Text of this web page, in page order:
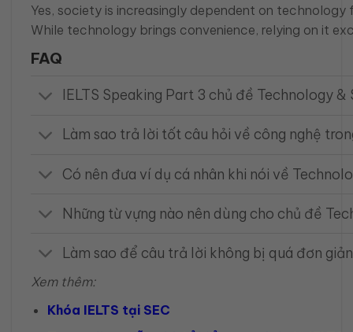
Yes, society is increasingly dependent on
While technology brings convenience, relying on it
FAQ
IELTS Speaking Part 3 chủ đề Technology
Làm sao trả lời tốt câu hỏi về công nghệ
Có nên đưa ví dụ cá nhân khi nói về
Những từ vựng nào nên dùng cho chủ đề
Làm sao để câu trả lời không bị quá đơn
Xem thêm:
Khóa IELTS tại SEC